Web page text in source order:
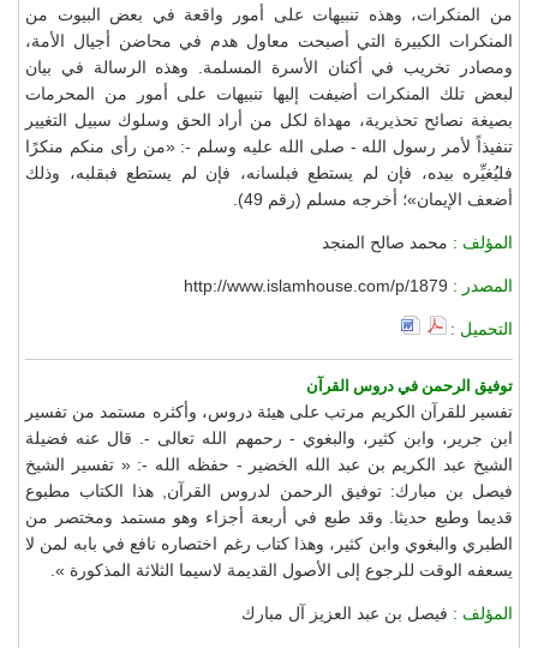
من المنكرات، وهذه تنبيهات على أمور واقعة في بعض البيوت من
المنكرات الكبيرة التي أصبحت معاول هدم في محاضن أجيال الأمة،
ومصادر تخريب في أكنان الأسرة المسلمة. وهذه الرسالة في بيان
لبعض تلك المنكرات أضيفت إليها تنبيهات على أمور من المحرمات
بصيغة نصائح تحذيرية، مهداة لكل من أراد الحق وسلوك سبيل التغيير
تنفيذاً لأمر رسول الله - صلى الله عليه وسلم -: «من رأى منكم منكرًا
فليُغيِّره بيده، فإن لم يستطع فبلسانه، فإن لم يستطع فبقلبه، وذلك
أضعف الإيمان»؛ أخرجه مسلم (رقم 49).
المؤلف : محمد صالح المنجد
المصدر : http://www.islamhouse.com/p/1879
التحميل :
توفيق الرحمن في دروس القرآن
تفسير للقرآن الكريم مرتب على هيئة دروس، وأكثره مستمد من تفسير
ابن جرير، وابن كثير، والبغوي - رحمهم الله تعالى -. قال عنه فضيلة
الشيخ عبد الكريم بن عبد الله الخضير - حفظه الله -: « تفسير الشيخ
فيصل بن مبارك: توفيق الرحمن لدروس القرآن, هذا الكتاب مطبوع
قديما وطبع حديثا. وقد طبع في أربعة أجزاء وهو مستمد ومختصر من
الطبري والبغوي وابن كثير، وهذا كتاب رغم اختصاره نافع في بابه لمن لا
يسعفه الوقت للرجوع إلى الأصول القديمة لاسيما الثلاثة المذكورة ».
المؤلف : فيصل بن عبد العزيز آل مبارك